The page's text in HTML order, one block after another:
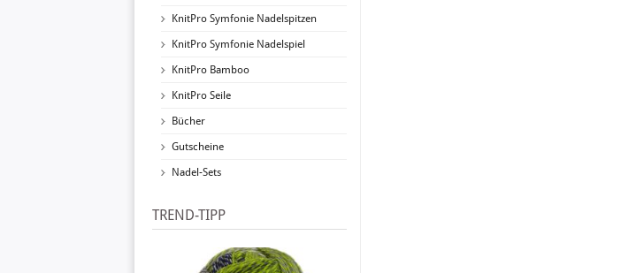
KnitPro Symfonie Nadelspitzen
KnitPro Symfonie Nadelspiel
KnitPro Bamboo
KnitPro Seile
Bücher
Gutscheine
Nadel-Sets
TREND-TIPP